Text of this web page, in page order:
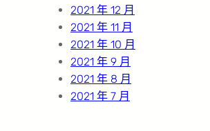
2021 年 12 月
2021 年 11 月
2021 年 10 月
2021 年 9 月
2021 年 8 月
2021 年 7 月